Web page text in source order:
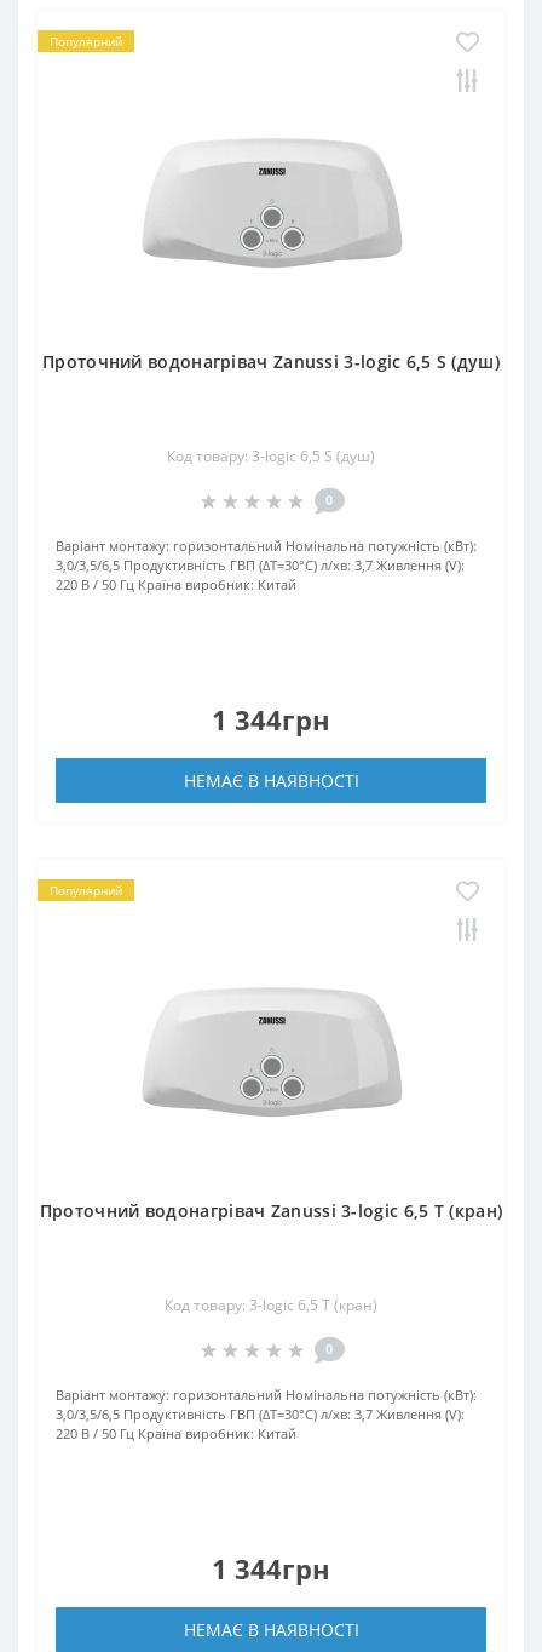
Популярний
Проточний водонагрівач Zanussi 3-logic 6,5 S (душ)
Код товару: 3-logic 6,5 S (душ)
0
Варіант монтажу: горизонтальний Номінальна потужність (кВт):
3,0/3,5/6,5 Продуктивність ГВП (ΔT=30°C) л/хв: 3,7 Живлення (V):
220 В / 50 Гц Країна виробник: Китай
1 344грн
НЕМАЄ В НАЯВНОСТІ
Популярний
Проточний водонагрівач Zanussi 3-logic 6,5 T (кран)
Код товару: 3-logic 6,5 T (кран)
0
Варіант монтажу: горизонтальний Номінальна потужність (кВт):
3,0/3,5/6,5 Продуктивність ГВП (ΔT=30°C) л/хв: 3,7 Живлення (V):
220 В / 50 Гц Країна виробник: Китай
1 344грн
НЕМАЄ В НАЯВНОСТІ